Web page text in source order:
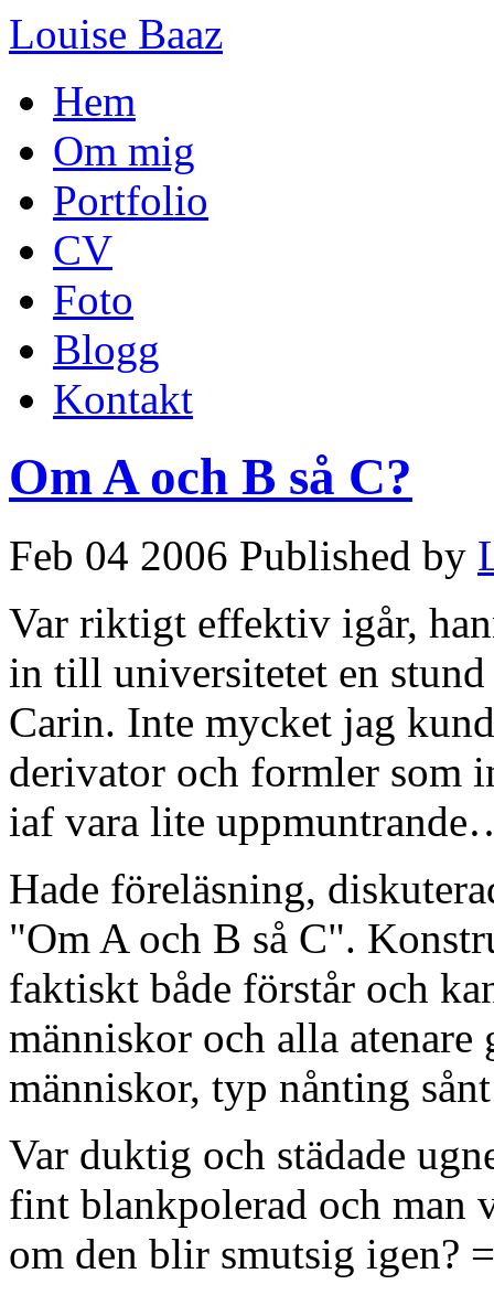
Louise Baaz
Hem
Om mig
Portfolio
CV
Foto
Blogg
Kontakt
Om A och B så C?
Feb 04 2006 Published by
Var riktigt effektiv igår,
in till universitetet en
Carin. Inte mycket jag
derivator och formler som
iaf vara lite
Hade föreläsning,
"Om A och B så C".
faktiskt både förstår och
människor och alla atenare
människor, typ nånting
Var duktig och städade
fint blankpolerad och man
om den blir smutsig igen?